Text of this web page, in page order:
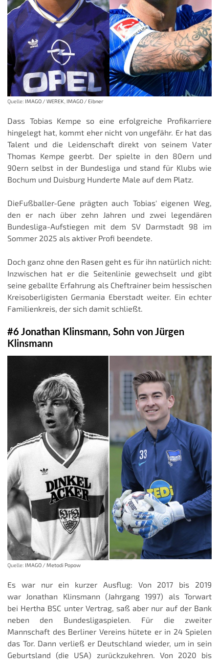
Quelle: IMAGO / WEREK, IMAGO / Eibner
Dass Tobias Kempe so eine erfolgreiche Profikarriere
hingelegt hat, kommt eher nicht von ungefähr. Er hat das
Talent und die Leidenschaft direkt von seinem Vater
Thomas Kempe geerbt. Der spielte in den 80ern und
90ern selbst in der Bundesliga und stand für Klubs wie
Bochum und Duisburg Hunderte Male auf dem Platz.
DieFußballer-Gene prägten auch Tobias' eigenen Weg,
den er nach über zehn Jahren und zwei legendären
Bundesliga-Aufstiegen mit dem SV Darmstadt 98 im
Sommer 2025 als aktiver Profi beendete.
Doch ganz ohne den Rasen geht es für ihn natürlich nicht:
Inzwischen hat er die Seitenlinie gewechselt und gibt
seine geballte Erfahrung als Cheftrainer beim hessischen
Kreisoberligisten Germania Eberstadt weiter. Ein echter
Familienkreis, der sich damit schließt.
#6 Jonathan Klinsmann, Sohn von Jürgen
Klinsmann
Quelle: IMAGO / Metodi Popow
Es war nur ein kurzer Ausflug: Von 2017 bis 2019
war Jonathan Klinsmann (Jahrgang 1997) als Torwart
bei Hertha BSC unter Vertrag, saß aber nur auf der Bank
neben den Bundesligaspielen. Für die zweiter
Mannschaft des Berliner Vereins hütete er in 24 Spielen
das Tor. Dann verließ er Deutschland wieder, um in sein
Geburtsland (die USA) zurückzukehren. Von 2020 bis